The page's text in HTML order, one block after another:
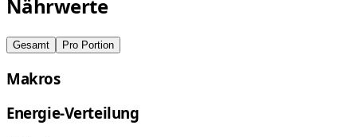
Nährwerte
Gesamt Pro Portion
Makros
Energie-Verteilung